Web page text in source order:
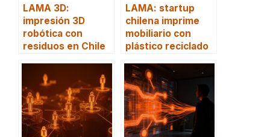
LAMA 3D:
impresión 3D
robótica con
residuos en Chile
LAMA: startup
chilena imprime
mobiliario con
plástico reciclado